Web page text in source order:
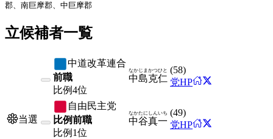
郡、南巨摩郡、中巨摩郡
立候補者一覧
中道改革連合
前職
比例4位
中島
なかじま
克仁
かつひと (58)
党HP
当選
自由民主党
比例前職
比例 1位
中谷
なかたに
真一
しんいち (49)
党HP